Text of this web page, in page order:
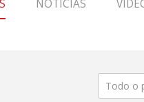
NOTÍCIAS
Todo o